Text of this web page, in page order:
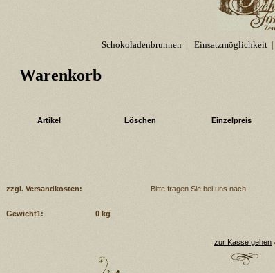
Schokoladenbrunnen | Einsatzmöglichkeit|
Warenkorb
Artikel Löschen Einzelpreis
zzgl. Versandkosten: Bitte fragen Sie bei uns nach
Gewicht1: 0 kg
zur Kasse gehen